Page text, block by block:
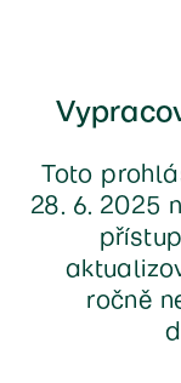
Toto
28. 6. 2025
ročně